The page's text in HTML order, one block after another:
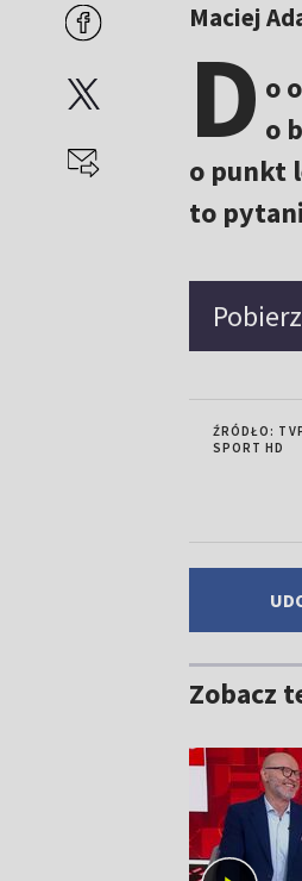
Maciej
D o
o
o punkt
to
ŹRÓDŁO:
SPORT HD
Zobacz